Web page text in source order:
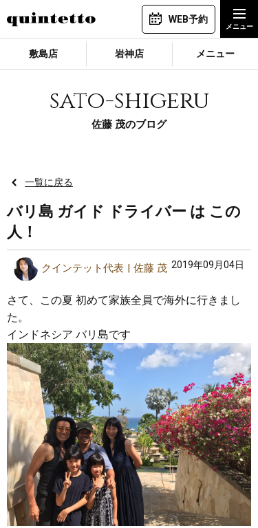
WEB予約
敷島店 岩神店 メニュー
sato-shigeru
佐藤 茂のブログ
一覧に戻る
バリ島 ガイド ドライバー は この
人！
クインテット代表 佐藤 茂 2019年09月04日
さて、この夏 初めて家族全員で海外に行きまし
た。
インドネシア バリ島です